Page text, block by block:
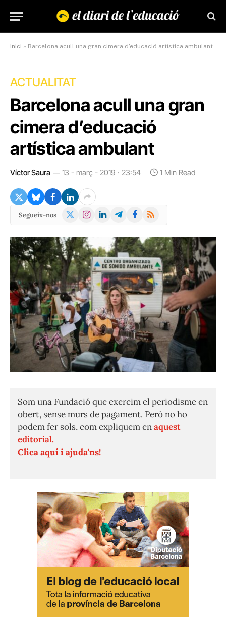
Inici » Barcelona acull una gran cimera d’educació artística ambulant
ACTUALITAT
Barcelona acull una gran
cimera d’educació
artística ambulant
Víctor Saura 13 - març - 2019 · 23:54 1 Min Read
Segueix-nos
X
Instagram
LinkedInTelegramFacebook
RSS
Som una Fundació que exercim el periodisme en
obert, sense murs de pagament. Però no ho
podem fer sols, com expliquem enaquest
editorial.
Clica aquí i ajuda'ns!